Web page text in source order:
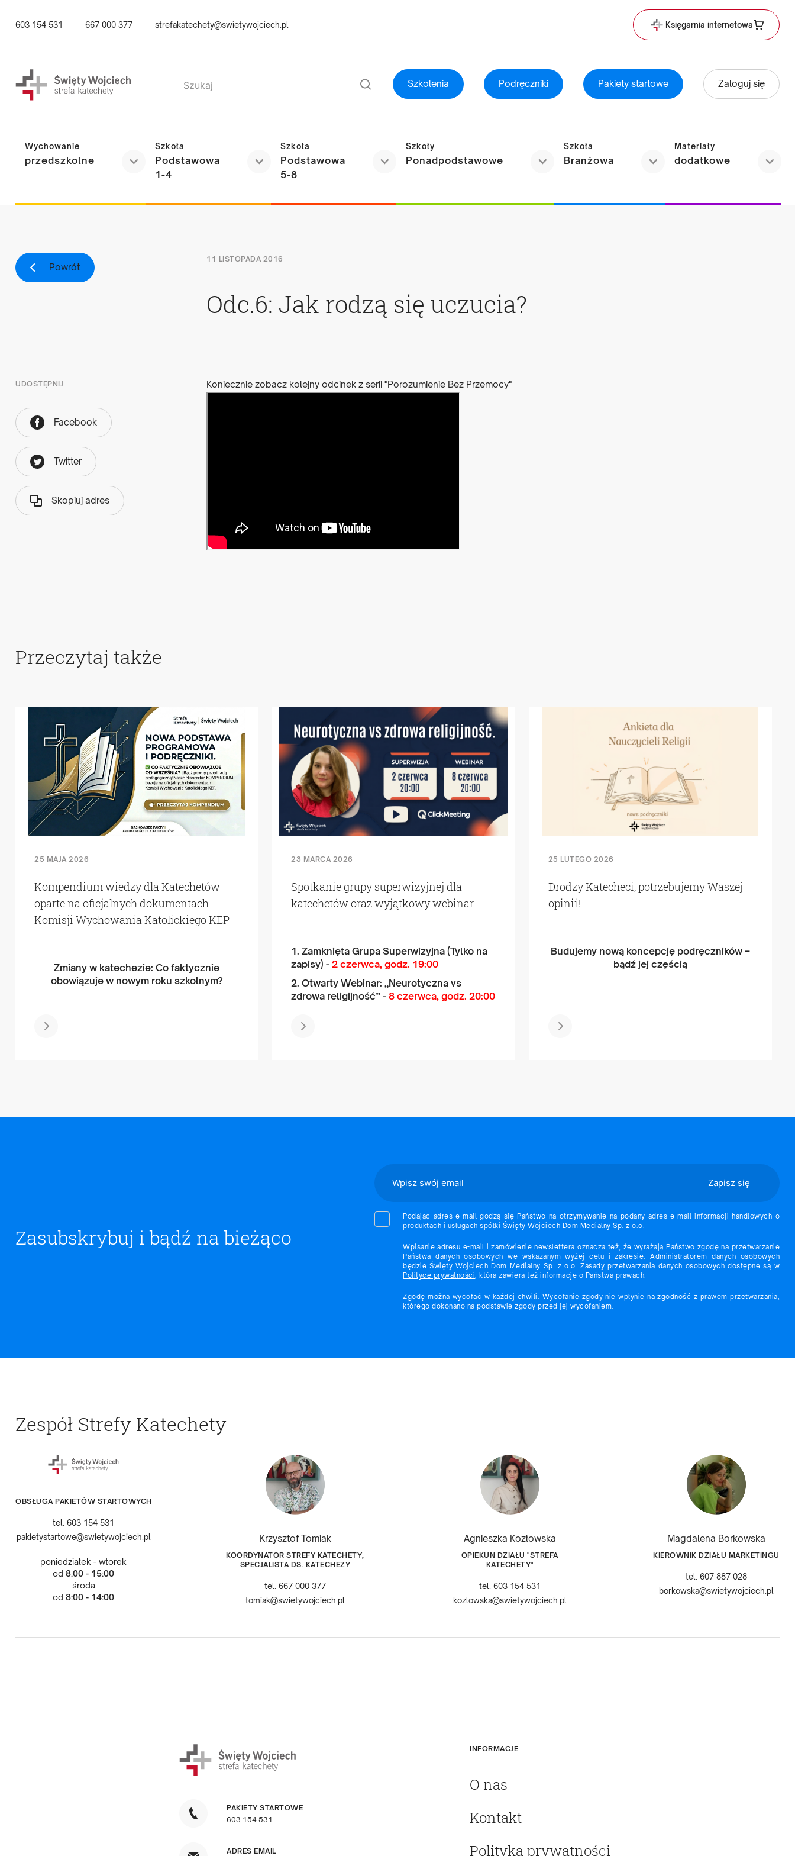
do
603 154 531 667 000 377 strefakatechety@swietywojciech.pl Księgarnia internetowa
Szkolenia Podręczniki Pakiety startowe Zaloguj się
Wychowanie
przedszkolne
Szkoła
Podstawowa
1-4
Szkoła
Podstawowa
5-8
Szkoły
Ponadpodstawowe
Szkoła
Branżowa
Materiały
dodatkowe
Powrót
11 LISTOPADA 2016
Odc.6: Jak rodzą się uczucia?
Koniecznie zobacz kolejny odcinek z serii "Porozumienie Bez Przemocy"
UDOSTĘPNIJ
Facebook
Twitter
Skopiuj adres
Przeczytaj także
25 MAJA 2026
Kompendium wiedzy dla Katechetów
oparte na oficjalnych dokumentach
Komisji Wychowania Katolickiego KEP
Zmiany w katechezie: Co faktycznie
obowiązuje w nowym roku szkolnym?
23 MARCA 2026
Spotkanie grupy superwizyjnej dla
katechetów oraz wyjątkowy webinar
1. Zamknięta Grupa Superwizyjna (Tylko na
zapisy) -2 czerwca, godz. 19:00
2. Otwarty Webinar: „Neurotyczna vs
zdrowa religijność” - 8 czerwca, godz. 20:00
25 LUTEGO 2026
Drodzy Katecheci, potrzebujemy Waszej
opinii!
Budujemy nową koncepcję podręczników –
bądź jej częścią
Zasubskrybuj i bądź na bieżąco
Zapisz się
Podając adres e-mail godzą się Państwo na otrzymywanie na podany adres e-mail informacji handlowych o
produktach i usługach spółki Święty Wojciech Dom Medialny Sp. z o.o.
Wpisanie adresu e-mail i zamówienie newslettera oznacza też, że wyrażają Państwo zgodę na przetwarzanie
Państwa danych osobowych we wskazanym wyżej celu i zakresie. Administratorem danych osobowych
będzie Święty Wojciech Dom Medialny Sp. z o.o. Zasady przetwarzania danych osobowych dostępne są w
Polityce prywatności, która zawiera też informacje o Państwa prawach.
Zgodę można wycofać w każdej chwili. Wycofanie zgody nie wpłynie na zgodność z prawem przetwarzania,
którego dokonano na podstawie zgody przed jej wycofaniem.
Zespół Strefy Katechety
OBSŁUGA PAKIETÓW STARTOWYCH
tel. 603 154 531
pakietystartowe@swietywojciech.pl
poniedziałek - wtorek
od8:00 - 15:00
środa
od8:00 - 14:00
Krzysztof Tomiak
KOORDYNATOR STREFY KATECHETY,
SPECJALISTA DS. KATECHEZY
tel. 667 000 377
tomiak@swietywojciech.pl
Agnieszka Kozłowska
OPIEKUN DZIAŁU "STREFA
KATECHETY"
tel. 603 154 531
kozlowska@swietywojciech.pl
Magdalena Borkowska
KIEROWNIK DZIAŁU MARKETINGU
tel. 607 887 028
borkowska@swietywojciech.pl
PAKIETY STARTOWE
603 154 531
ADRES EMAIL
INFORMACJE
O nas
Kontakt
Polityka prywatności